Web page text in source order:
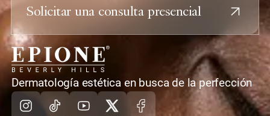
Solicitar una consulta presencial
casa
Dermatología estética en busca de la perfección
Instagram
TikTokYoutube
X Facebook